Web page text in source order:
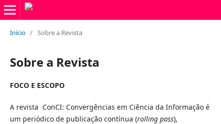
Início / Sobre a Revista
Sobre a Revista
FOCO E ESCOPO
A revista ConCI: Convergências em Ciência da Informação é
um periódico de publicação contínua (rolling pass),